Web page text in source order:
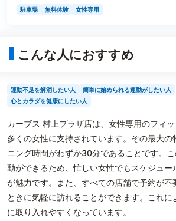
駐車場 無料体験 女性専用
こんな人におすすめ
運動不足を解消したい人
簡単に始められる運動がしたい人
心とカラダを健康にしたい人
カーブス 村上プラザ店は、女性専用のフィッ
多くの女性に支持されています。その最大の
ニング時間がわずか30分であることです。
動ができるため、忙しい女性でもスケジュー
が魅力です。また、すべての店舗で予約が不
ときに気軽に訪れることができます。これ
に取り入れやすくなっています。